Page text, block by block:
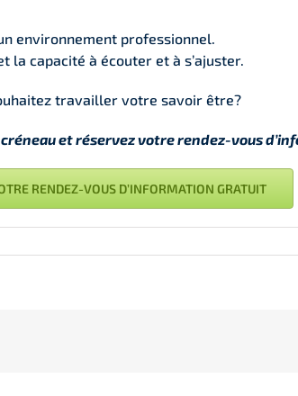
environnement professionnel.
capacité à écouter et à s’ajuster.
travailler votre savoir être?
et réservez votre rendez-vous
RENDEZ-VOUS D’INFORMATION GRATUIT